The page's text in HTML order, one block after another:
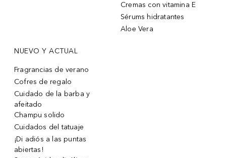
Cremas con vitamina E
Sérums hidratantes
Aloe Vera
NUEVO Y ACTUAL
Fragrancias de verano
Cofres de regalo
Cuidado de la barba y
afeitado
Champu solido
Cuidados del tatuaje
¡Di adiós a las puntas
abiertas!